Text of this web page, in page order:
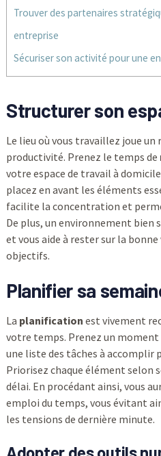
Trouver des partenaires
entreprise
Sécuriser son activité pour une
Structurer son
Le lieu où vous travaillez joue un
productivité. Prenez le temps de
votre espace de travail à
placez en avant les éléments
facilite la concentration et
De plus, un environnement
et vous aide à rester sur la
objectifs.
Planifier sa
La planification est vivement
votre temps. Prenez un
une liste des tâches à accomplir
Priorisez chaque élément selon
délai. En procédant ainsi, vous
emploi du temps, vous évitant
les tensions de dernière minute.